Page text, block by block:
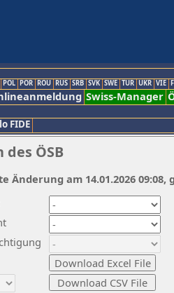
POL POR ROU RUS SRB SVK SWE TUR UKR VIE
Swiss-Manager
FIDE
ÖSB
Änderung am 14.01.2026